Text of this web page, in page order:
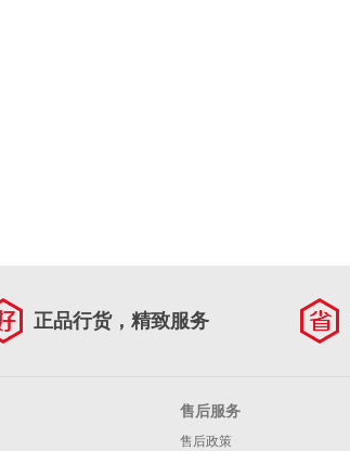
正品行货，精致服务
售后服务
售后政策